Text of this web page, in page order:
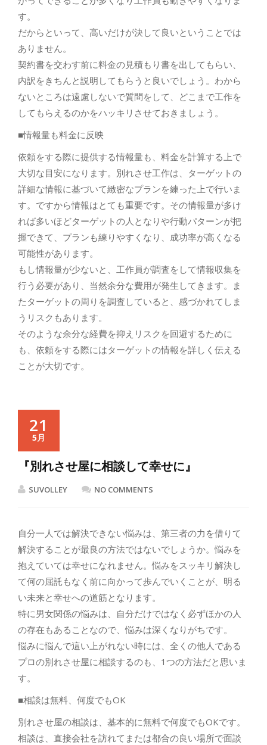
す。
だからといって、高いだけが決して良いということでは
ありません。
契約書を交わす前に料金の見積もり書を出してもらい、
内訳をきちんと説明してもらうと良いでしょう。わから
ないところは遠慮しないで質問をして、どこまで工作を
してもらえるのかをハッキリさせておきましょう。
■情報量も料金に反映
依頼をする際に提供する情報量も、料金を計算する上で
大切な目安になります。別れさせ工作は、ターゲットの
詳細な情報に基づいて緻密なプランを練った上で行いま
す。ですから情報はとても重要です。その情報量が多け
れば多いほどターゲットの人となりや行動パターンが把
握できて、プランも練りやすくなり、成功率が高くなる
可能性があります。
もし情報量が少ないと、工作員が調査をして情報収集を
行う必要があり、当然余分な費用が発生してきます。ま
たターゲットの周りを調査していると、感づかれてしま
うリスクもあります。
そのような余分な経費を抑えリスクを回避するために
も、依頼をする際にはターゲットの情報を詳しく伝える
ことが大切です。
21
5月
『別れさせ屋に相談して幸せに』
SUVOLLEY NO COMMENTS
自分一人では解決できない悩みは、第三者の力を借りて
解決することが最良の方法ではないでしょうか。悩みを
抱えていては幸せになれません。悩みをスッキリ解決し
て何の屈託もなく前に向かって歩んでいくことが、明る
い未来と幸せへの道筋となります。
特に男女関係の悩みは、自分だけではなく必ずほかの人
の存在もあることなので、悩みは深くなりがちです。
悩みに悩んで這い上がれない時には、全くの他人である
プロの別れさせ屋に相談するのも、1つの方法だと思いま
す。
■相談は無料、何度でもOK
別れさせ屋の相談は、基本的に無料で何度でもOKです。
相談は、直接会社を訪れてまたは都合の良い場所で面談